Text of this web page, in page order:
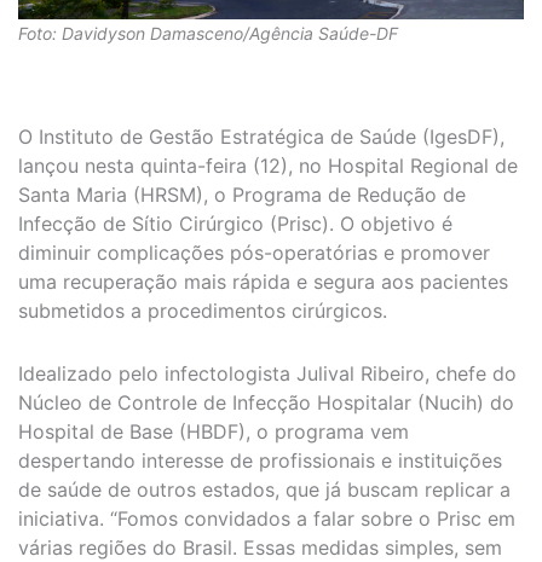
Foto: Davidyson Damasceno/Agência Saúde-DF
O Instituto de Gestão Estratégica de Saúde (IgesDF),
lançou nesta quinta-feira (12), no Hospital Regional de
Santa Maria (HRSM), o Programa de Redução de
Infecção de Sítio Cirúrgico (Prisc). O objetivo é
diminuir complicações pós-operatórias e promover
uma recuperação mais rápida e segura aos pacientes
submetidos a procedimentos cirúrgicos.
Idealizado pelo infectologista Julival Ribeiro, chefe do
Núcleo de Controle de Infecção Hospitalar (Nucih) do
Hospital de Base (HBDF), o programa vem
despertando interesse de profissionais e instituições
de saúde de outros estados, que já buscam replicar a
iniciativa. “Fomos convidados a falar sobre o Prisc em
várias regiões do Brasil. Essas medidas simples, sem